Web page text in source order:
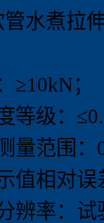
水煮拉
≥10kN；
等级：
量范围：
值相对
辨率：